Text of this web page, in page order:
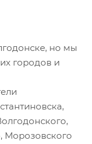
но мы
городов и
Морозовского